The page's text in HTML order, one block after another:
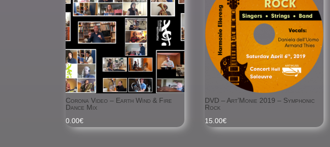
Corona Video – Earth Wind & Fire
Dance Mix
0.00€
DVD – Art’Monie 2019 – Symphonic
Rock
15.00€